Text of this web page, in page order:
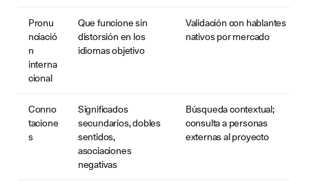
Pronu
nciació
n
interna
cional
Que funcione sin
distorsión en los
idiomas objetivo
Validación con hablantes
nativos por mercado
Conno
tacione
s
Significados
secundarios, dobles
sentidos,
asociaciones
negativas
Búsqueda contextual;
consulta a personas
externas al proyecto